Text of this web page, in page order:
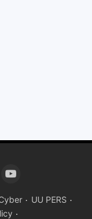
UU PERS